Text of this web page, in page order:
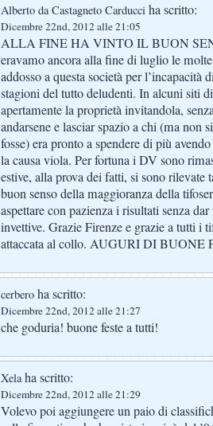
Alberto da Castagneto Carducci ha scritto:
Dicembre 22nd, 2012 alle 21:05
ALLA FINE HA VINTO IL BUON
eravamo ancora alla fine di luglio le
addosso a questa società per l’incapacità
stagioni del tutto deludenti. In alcuni siti
apertamente la proprietà invitandola,
andarsene e lasciar spazio a chi (ma non
fosse) era pronto a spendere di più
la causa viola. Per fortuna i DV sono
estive, alla prova dei fatti, si sono
buon senso della maggioranza della
aspettare con pazienza i risultati senza
invettive. Grazie Firenze e grazie a tutti i
attaccata al collo. AUGURI DI BUONE
cerbero ha scritto:
Dicembre 22nd, 2012 alle 21:27
che goduria! buone feste a tutti!
Xelaha scritto:
Dicembre 22nd, 2012 alle 21:29
Volevo poi aggiungere un paio di